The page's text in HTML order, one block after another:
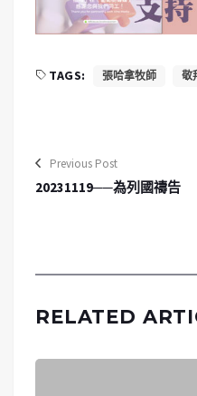
TAGS: 張哈拿牧師 敬
Previous Post
20231119──為列國禱告
RELATED